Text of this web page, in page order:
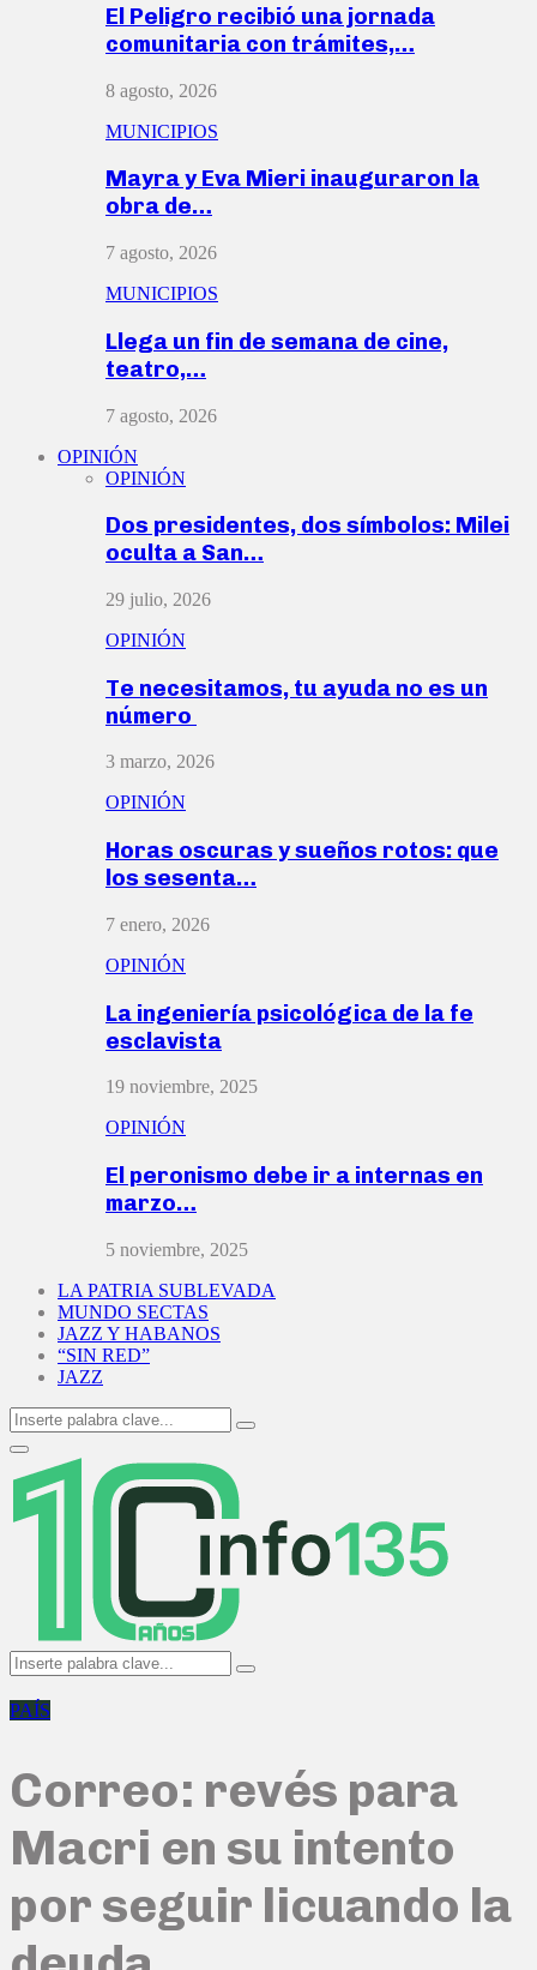
El Peligro recibió una jornada
comunitaria con trámites,…
8 agosto, 2026
MUNICIPIOS
Mayra y Eva Mieri inauguraron la
obra de…
7 agosto, 2026
MUNICIPIOS
Llega un fin de semana de cine,
teatro,…
7 agosto, 2026
OPINIÓN
OPINIÓN
Dos presidentes, dos símbolos: Milei
oculta a San…
29 julio, 2026
OPINIÓN
Te necesitamos, tu ayuda no es un
número
3 marzo, 2026
OPINIÓN
Horas oscuras y sueños rotos: que
los sesenta…
7 enero, 2026
OPINIÓN
La ingeniería psicológica de la fe
esclavista
19 noviembre, 2025
OPINIÓN
El peronismo debe ir a internas en
marzo…
5 noviembre, 2025
LA PATRIA SUBLEVADA
MUNDO SECTAS
JAZZ Y HABANOS
“SIN RED”
JAZZ
Search
for:
Search
Primary
Menu
Search
for:
Search
PAÍS
Correo: revés para
Macri en su intento
por seguir licuando la